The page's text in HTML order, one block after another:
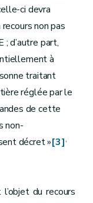
ci devra
non pas
d’autre part,
à
traitant
réglée par le
de cette
non-
décret »[3],
du recours